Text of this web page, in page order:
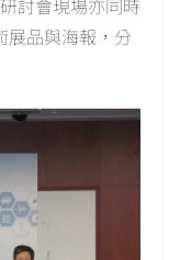
展品與海報，分